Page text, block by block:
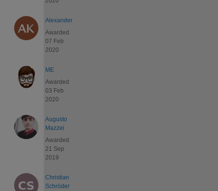
Alexander
Awarded
07 Feb
2020
ME
Awarded
03 Feb
2020
Augusto
Mazzei
Awarded
21 Sep
2019
Christian
Schröder